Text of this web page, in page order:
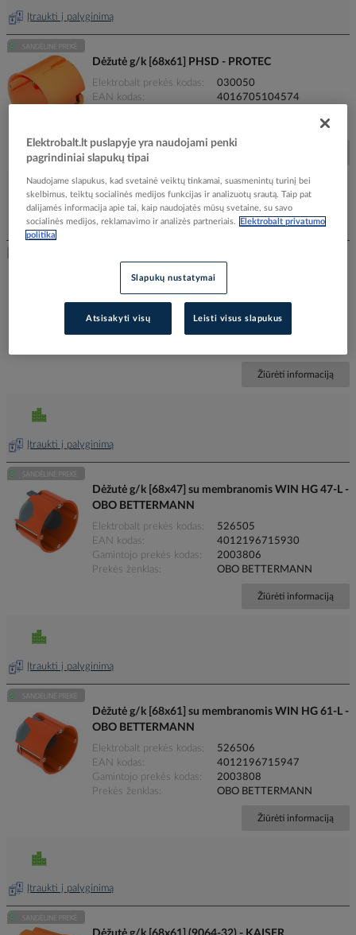
Įtraukti į palyginimą
Dėžutė g/k [68x61] PHSD - PROTEC
Elektrobalt prekės kodas
030050
EAN kodas
4016705104574
Įtraukti į palyginimą
BETTERMANN
Elektrobalt prekės kodas
526503
EAN kodas
4012196687077
Gamintojo prekės kodas
2003802
Žiūrėti informaciją
Įtraukti į palyginimą
Dėžutė g/k [68x47] su membranomis WIN HG 47-L -
OBO BETTERMANN
Elektrobalt prekės kodas
526505
EAN kodas
4012196715930
Gamintojo prekės kodas
2003806
Prekės ženklas
OBO BETTERMANN
Žiūrėti informaciją
Įtraukti į palyginimą
Dėžutė g/k [68x61] su membranomis WIN HG 61-L -
OBO BETTERMANN
Elektrobalt prekės kodas
526506
EAN kodas
4012196715947
Gamintojo prekės kodas
2003808
Prekės ženklas
OBO BETTERMANN
Žiūrėti informaciją
Įtraukti į palyginimą
Elektrobalt.lt puslapyje yra naudojami penki
pagrindiniai slapukų tipai
Naudojame slapukus, kad svetainė veiktų tinkamai, suasmenintų turinį bei
skelbimus, teiktų socialinės medijos funkcijas ir analizuotų srautą. Taip pat
dalijamės informacija apie tai, kaip naudojatės mūsų svetaine, su savo
socialinės medijos, reklamavimo ir analizės partneriais.
Elektrobalt privatumo
politika
Slapukų nustatymai
Atsisakyti visų Leisti visus slapukus